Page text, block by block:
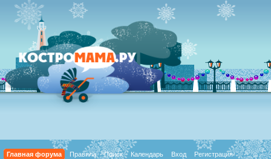
Главная форума Правила Поиск Календарь Вход Регистрация